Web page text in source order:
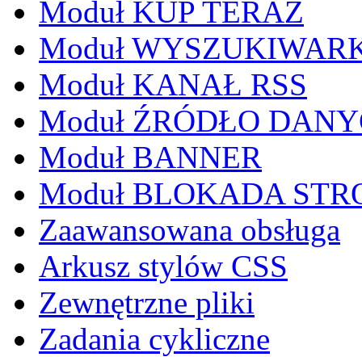
Moduł KUP TERAZ
Moduł
Moduł KANAŁ RSS
Moduł ŹRÓDŁO
Moduł BANNER
Moduł BLOKADA
Zaawansowana obsługa
Arkusz stylów CSS
Zewnętrzne pliki
Zadania cykliczne